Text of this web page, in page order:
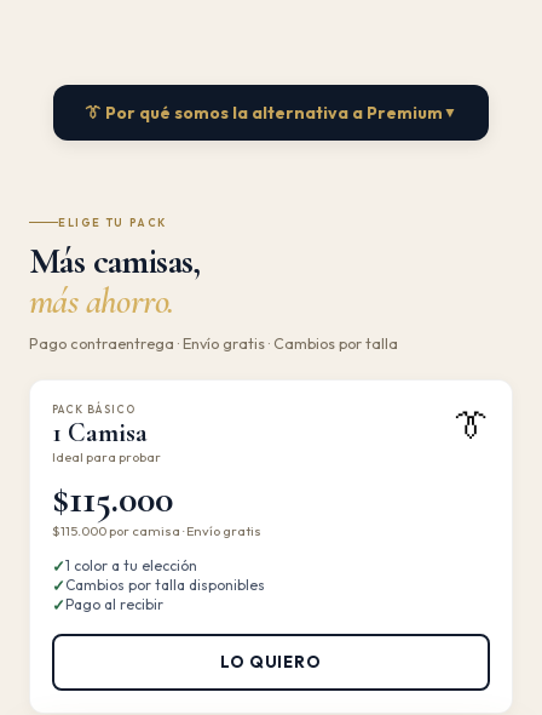
👔 Por qué somos la alternativa a Premium ▼
ELIGE TU PACK
Más camisas,
más ahorro.
Pago contraentrega · Envío gratis · Cambios por talla
PACK BÁSICO
1 Camisa
Ideal para probar
👔
$115.000
$115.000 por camisa · Envío gratis
✓1 color a tu elección
✓ Cambios por talla disponibles
✓Pago al recibir
LO QUIERO